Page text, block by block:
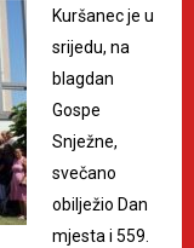
Kuršanec je u
srijedu, na
blagdan
Gospe
Snježne,
svečano
obilježio Dan
mjesta i 559.